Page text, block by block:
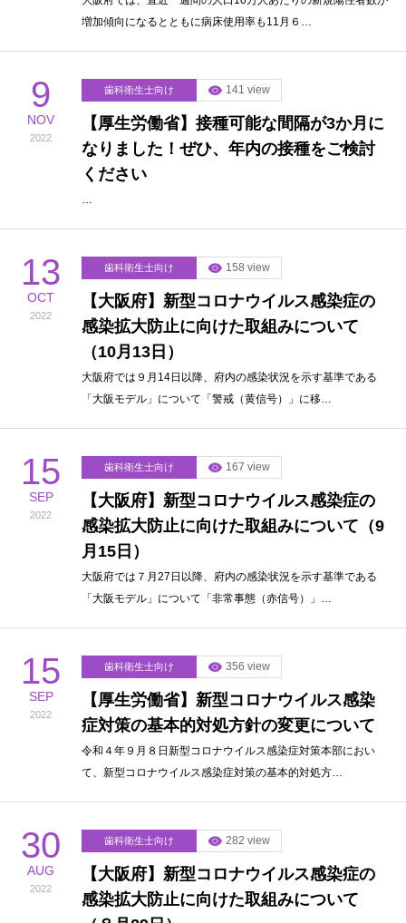
増加傾向になるとともに病床使用率も11月６…
9
NOV
2022
歯科衛生士向け 141 view
【厚生労働省】接種可能な間隔が3か月に
なりました！ぜひ、年内の接種をご検討
ください
…
13
OCT
2022
歯科衛生士向け 158 view
【大阪府】新型コロナウイルス感染症の
感染拡大防止に向けた取組みについて
（10月13日）
大阪府では９月14日以降、府内の感染状況を示す基準である
「大阪モデル」について「警戒（黄信号）」に移…
15
SEP
2022
歯科衛生士向け 167 view
【大阪府】新型コロナウイルス感染症の
感染拡大防止に向けた取組みについて（9
月15日）
大阪府では７月27日以降、府内の感染状況を示す基準である
「大阪モデル」について「非常事態（赤信号）」…
15
SEP
2022
歯科衛生士向け 356 view
【厚生労働省】新型コロナウイルス感染
症対策の基本的対処方針の変更について
令和４年９月８日新型コロナウイルス感染症対策本部におい
て、新型コロナウイルス感染症対策の基本的対処方…
30
AUG
2022
歯科衛生士向け 282 view
【大阪府】新型コロナウイルス感染症の
感染拡大防止に向けた取組みについて